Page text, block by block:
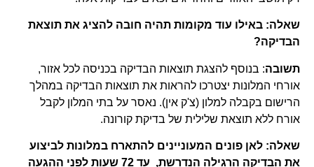
שאלה: באילו עוד מקומות תהיה חובה להציג את תוצאת
הבדיקה?
תשובה: בנוסף להצגת תוצאות הבדיקה בכניסה לכל אזור,
אורחי המלונות יצטרכו להראות את תוצאות הבדיקה במהלך
הרישום בקבלה למלון (צ'ק אין). נאסר על בתי המלון לקבל
אורח ללא תוצאת שלילית של בדיקת קורונה.
שאלה: לאן פונים המעוניינים להתארח במלונות לביצוע
את הבדיקה הרגילה הנדרשת, עד 72 שעות לפני ההגעה